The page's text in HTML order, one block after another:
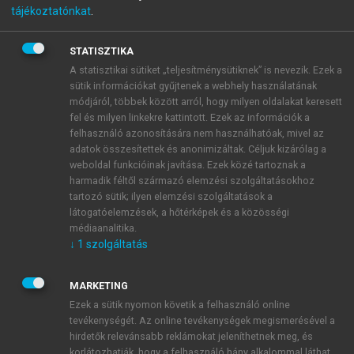
BELÉPÉS SAJÁT FIÓKKAL
ÚJ FIÓK LÉTREHOZÁSA
1 óra díjmentes hozzáférés
E-MAIL-CÍM
JELSZÓ
JELSZÓ ÚJRA
tájékoztatónkat
STATISZTIKA
A statisztikai sütiket „teljesítménysütiknek” is nevezik. Ezek a
sütik információkat gyűjtenek a webhely használatának
módjáról, többek között arról, hogy milyen oldalakat keresett
fel és milyen linkekre kattintott. Ezek az információk a
felhasználó azonosítására nem használhatóak, mivel az
adatok összesítettek és anonimizáltak. Céljuk kizárólag a
weboldal funkcióinak javítása. Ezek közé tartoznak a
harmadik féltől származó elemzési szolgáltatásokhoz
tartozó sütik; ilyen elemzési szolgáltatások a
látogatóelemzések, a hőtérképek és a közösségi
médiaanalitika.
↓ 1 szolgáltatás
MARKETING
Ezek a sütik nyomon követik a felhasználó online
tevékenységét. Az online tevékenységek megismerésével a
hirdetők relevánsabb reklámokat jeleníthetnek meg, és